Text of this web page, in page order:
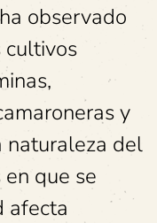
observado
cultivos
y
naturaleza del
que se
afecta